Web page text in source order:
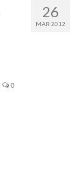
26
MAR 2012
0